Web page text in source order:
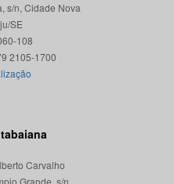
s/n, Cidade Nova
SE
108
Carvalho